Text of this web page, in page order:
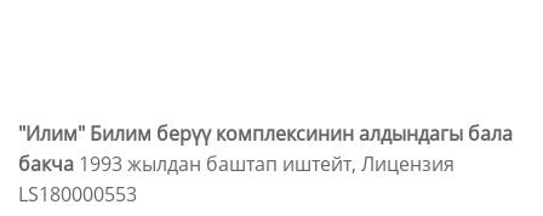
"Илим" Билим берүү комплексинин алдындагы бала
бакча 1993 жылдан баштап иштейт, Лицензия
LS180000553